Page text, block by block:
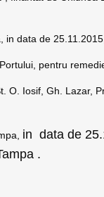
in data de 25.11.2015,
pentru
O. Iosif, Gh. Lazar,
in data de
.